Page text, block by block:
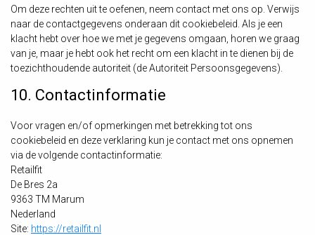
Om deze rechten uit te oefenen, neem contact met ons op. Verwijs
naar de contactgegevens onderaan dit cookiebeleid. Als je een
klacht hebt over hoe we met je gegevens omgaan, horen we graag
van je, maar je hebt ook het recht om een klacht in te dienen bij de
toezichthoudende autoriteit (de Autoriteit Persoonsgegevens).
10. Contactinformatie
Voor vragen en/of opmerkingen met betrekking tot ons
cookiebeleid en deze verklaring kun je contact met ons opnemen
via de volgende contactinformatie:
Retailfit
De Bres 2a
9363 TM Marum
Nederland
Site: https://retailfit.nl